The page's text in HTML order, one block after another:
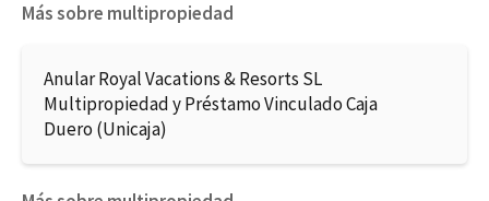
Más sobre multipropiedad
Anular Royal Vacations & Resorts SL
Multipropiedad y Préstamo Vinculado Caja
Duero (Unicaja)